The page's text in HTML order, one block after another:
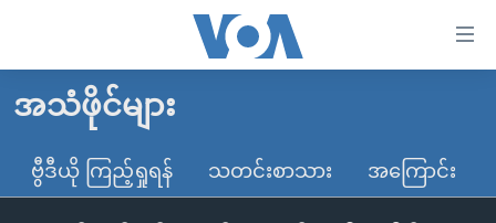
လွယ်ကူ
သည့်
မူလစာမျက်နှာ
မြန်မာ
ကမ္ဘာ့သတင်းများ
အသံဖိုင်များ
ဗွီဒီယို ကြည့်ရှုရန် သတင်းစာသား အကြောင်း